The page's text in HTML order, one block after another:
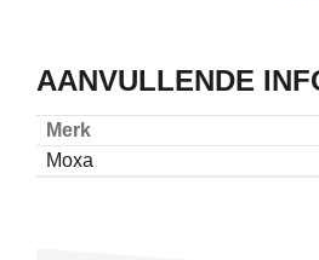
AANVULLENDE
Merk
Moxa